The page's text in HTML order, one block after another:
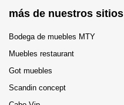
más de nuestros sitios
Bodega de muebles MTY
Muebles restaurant
Got muebles
Scandin concept